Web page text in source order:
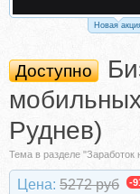
Новая
Доступно
Руднев)
Тема в разделе "Заработок
Цена: 5272 руб -